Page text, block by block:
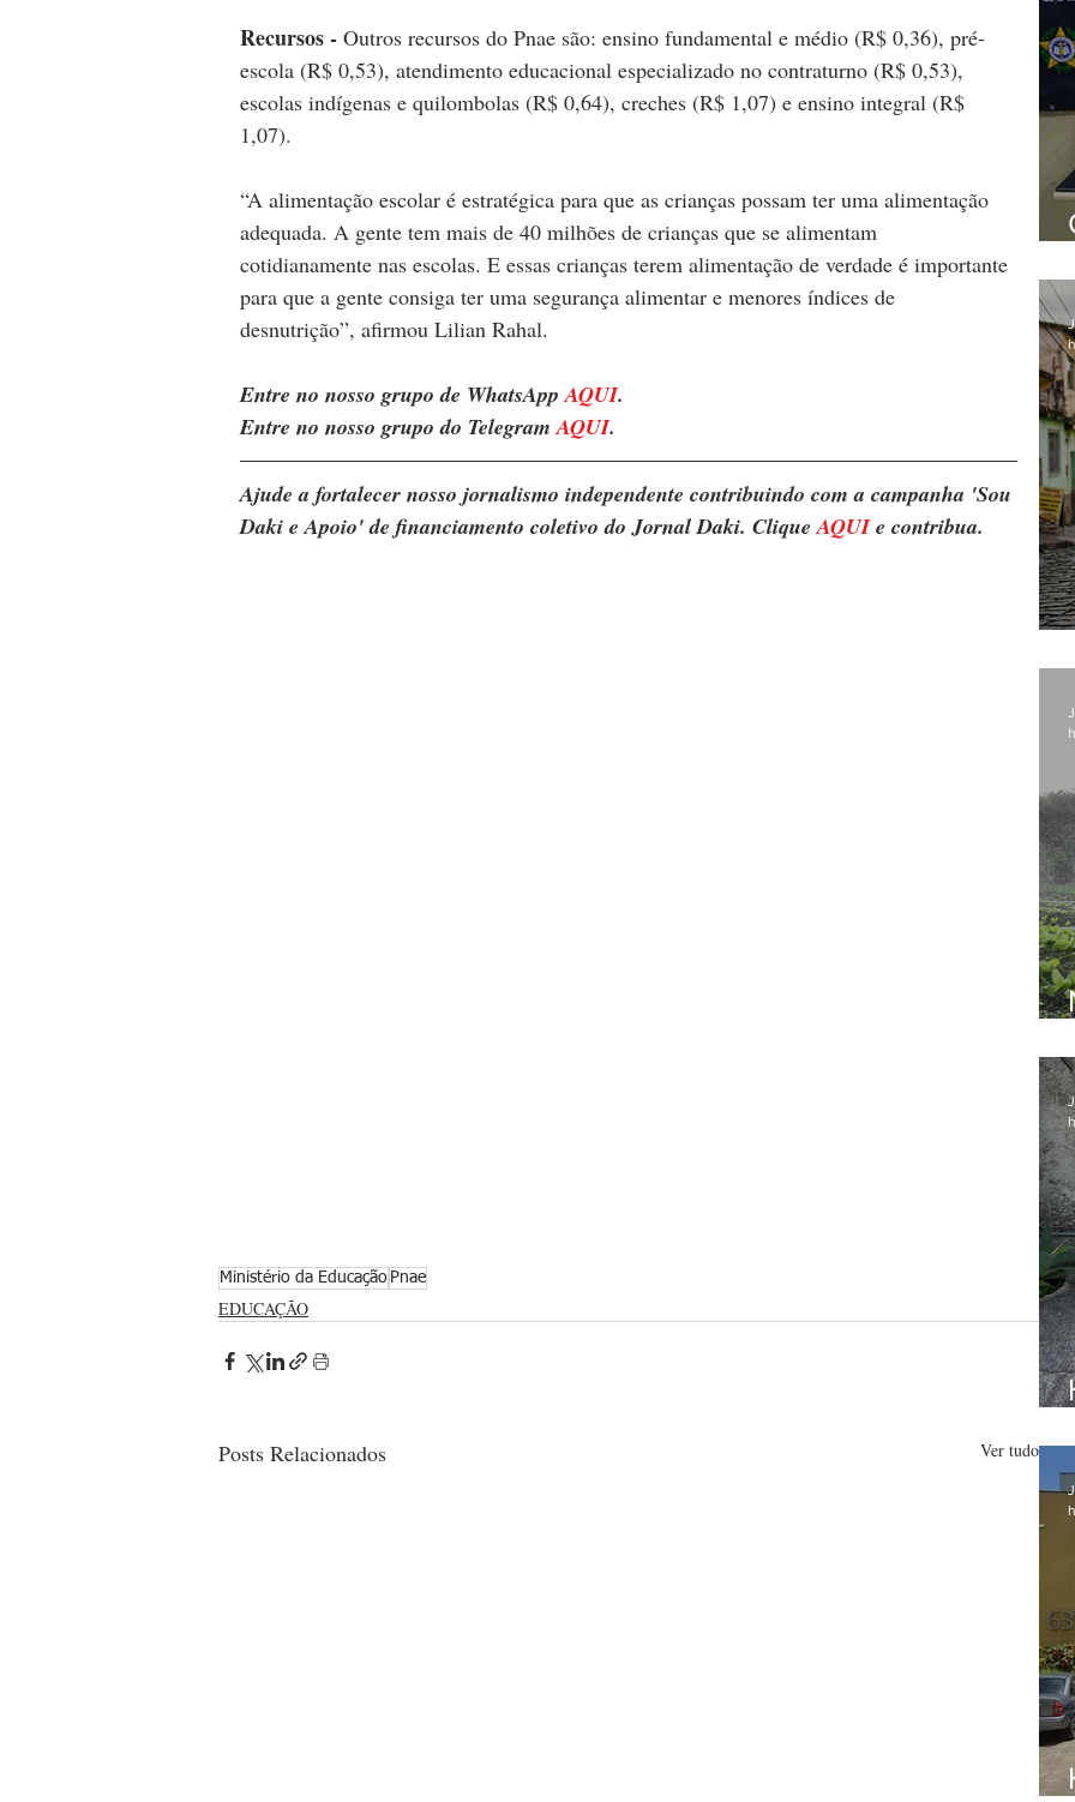
Recursos - Outros recursos do Pnae são: ensino fundamental e médio (R$ 0,36), pré-
escola (R$ 0,53), atendimento educacional especializado no contraturno (R$ 0,53),
escolas indígenas e quilombolas (R$ 0,64), creches (R$ 1,07) e ensino integral (R$
1,07).
“A alimentação escolar é estratégica para que as crianças possam ter uma alimentação
adequada. A gente tem mais de 40 milhões de crianças que se alimentam
cotidianamente nas escolas. E essas crianças terem alimentação de verdade é importante
para que a gente consiga ter uma segurança alimentar e menores índices de
desnutrição”, afirmou Lilian Rahal.
Entre no nosso grupo de WhatsApp AQUI.
Entre no nosso grupo do Telegram AQUI.
Ajude a fortalecer nosso jornalismo independente contribuindo com a campanha 'Sou
Daki e Apoio' de financiamento coletivo do Jornal Daki. Clique AQUI e contribua.
Ministério da Educação Pnae
EDUCAÇÃO
Posts Relacionados Ver tudo